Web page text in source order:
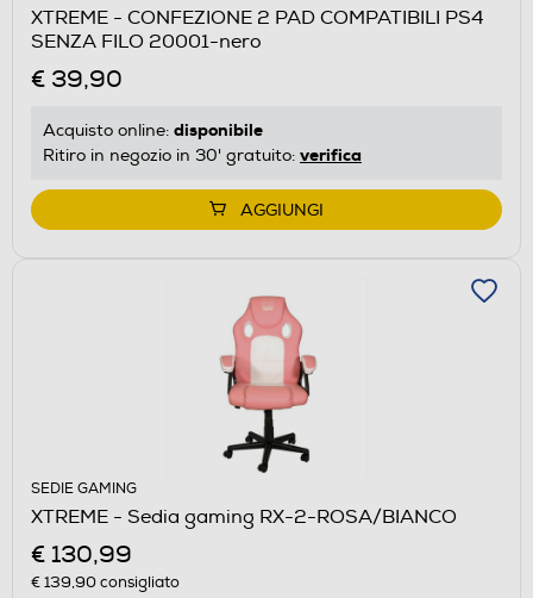
XTREME - CONFEZIONE 2 PAD COMPATIBILI PS4
SENZA FILO 20001-nero
€ 39,90
Acquisto online: disponibile
Ritiro in negozio in 30' gratuito: verifica
AGGIUNGI
SEDIE GAMING
XTREME - Sedia gaming RX-2-ROSA/BIANCO
€ 130,99
€ 139,90consigliato